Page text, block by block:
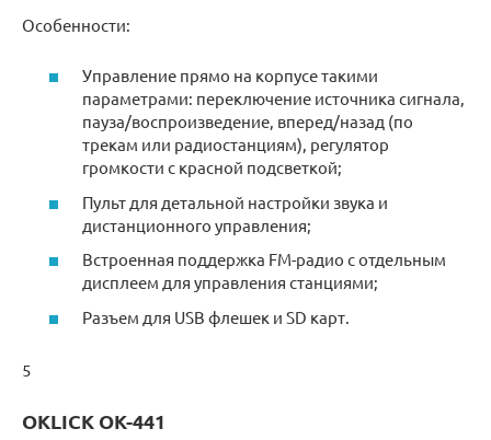
Особенности:
Управление прямо на корпусе такими
параметрами: переключение источника сигнала,
пауза/воспроизведение, вперед/назад (по
трекам или радиостанциям), регулятор
громкости с красной подсветкой;
Пульт для детальной настройки звука и
дистанционного управления;
Встроенная поддержка FM-радио с отдельным
дисплеем для управления станциями;
Разъем для USB флешек и SD карт.
5
OKLICK OK-441